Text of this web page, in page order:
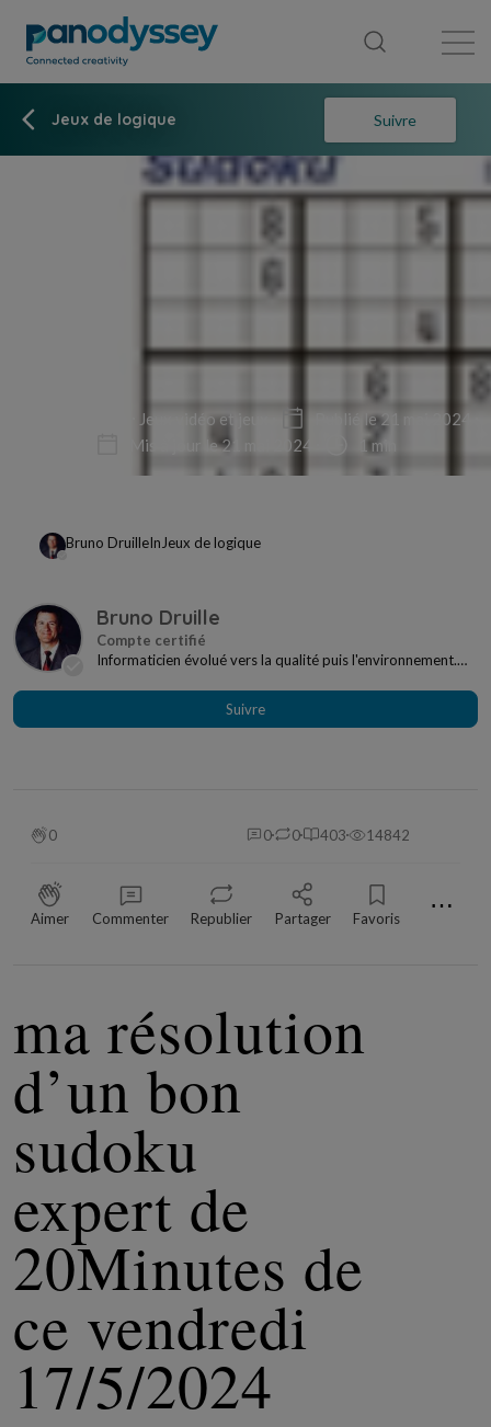
Jeux de logique Suivre
Jeux vidéo et jeux
Publié le 21 mai 2024
Mis à jour le 21 mai 2024
1 min
Bruno DruilleIn Jeux de logique
Bruno Druille
Informaticien évolué vers la qualité puis l'environnement.
Suivre
0 0 0 403 14842
Aimer Commenter Republier Partager Favoris ⋯
ma résolution
d’un bon
sudoku
expert de
20Minutes de
ce vendredi
17/5/2024